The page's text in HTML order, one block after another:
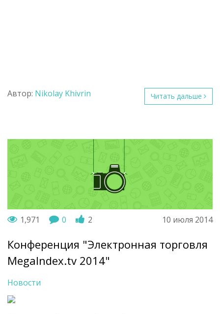
Читать дальше
Автор: Nikolay Khivrin
10 июля 2014
1,971 0 2
Конференция "Электронная торговля
MegaIndex.tv 2014"
Новости